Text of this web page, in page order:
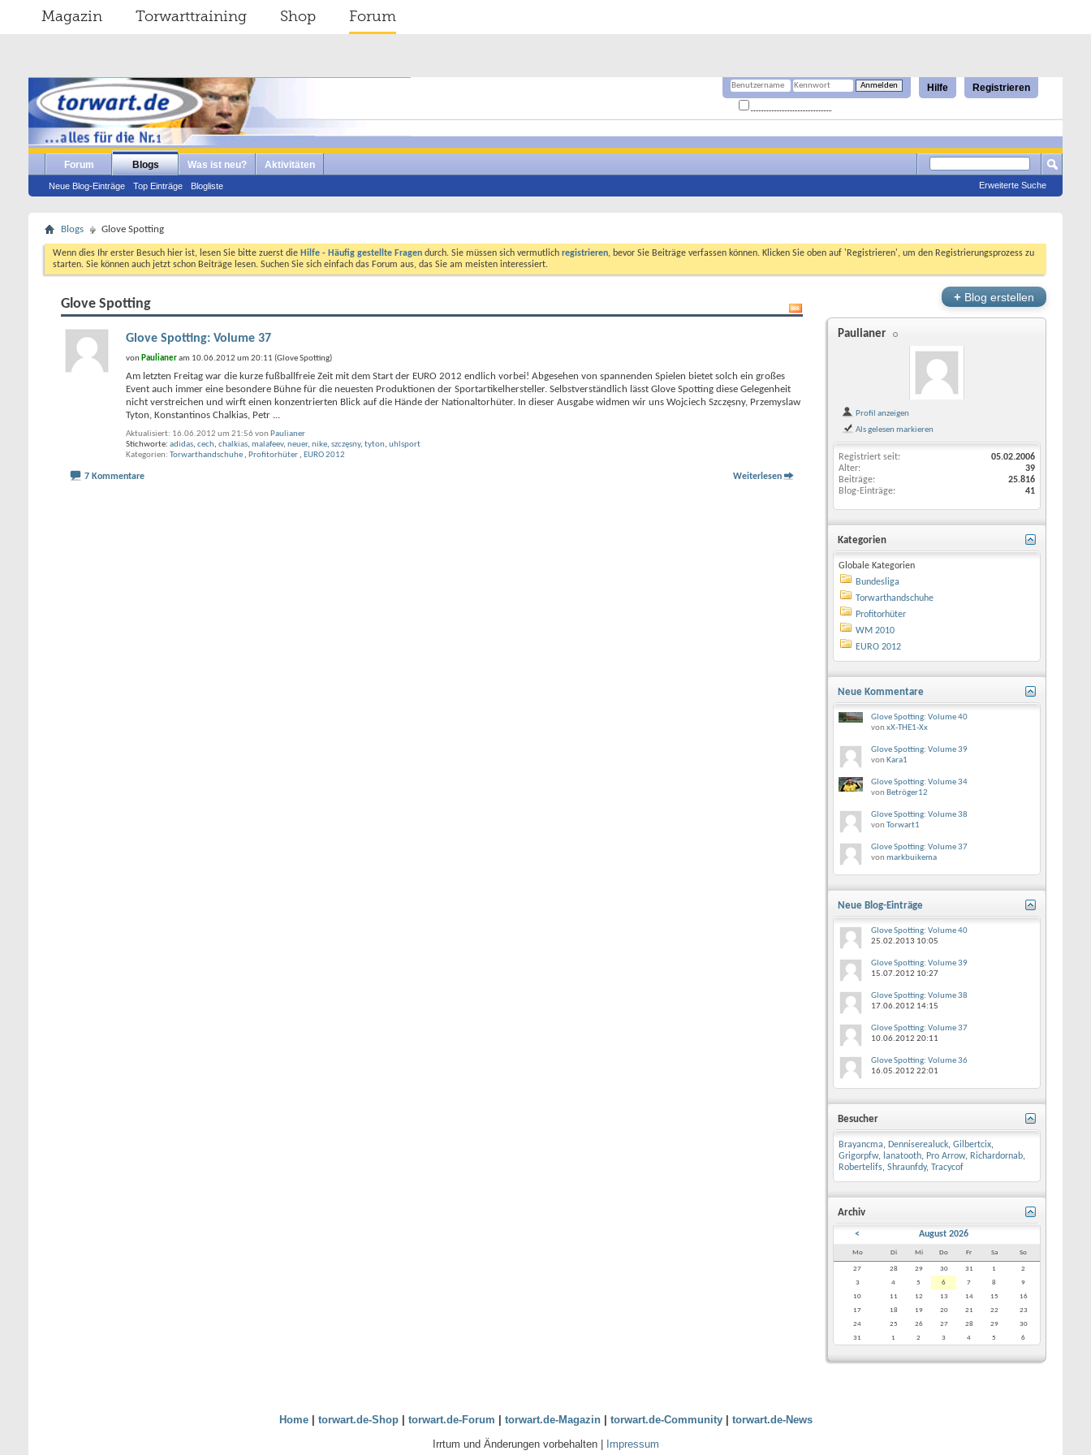
Magazin Torwarttraining Shop Forum
Registrieren
Hilfe
Forum Blogs
Neue Blog-Einträge Top Einträge Blogliste
Was ist neu? Aktivitäten
Erweiterte Suche
Blogs Glove Spotting
Wenn dies Ihr erster Besuch hier ist, lesen Sie bitte zuerst die Hilfe - Häufig gestellte Fragen durch. Sie müssen sich vermutlich registrieren, bevor Sie Beiträge verfassen können. Klicken Sie oben auf 'Registrieren', um den Registrierungsprozess zu
starten. Sie können auch jetzt schon Beiträge lesen. Suchen Sie sich einfach das Forum aus, das Sie am meisten interessiert.
Glove Spotting
Glove Spotting: Volume 37
von Paulianeram 10.06.2012 um 20:11 (Glove Spotting)
Am letzten Freitag war die kurze fußballfreie Zeit mit dem Start der EURO 2012 endlich vorbei! Abgesehen von spannenden Spielen bietet solch ein großes
Event auch immer eine besondere Bühne für die neuesten Produktionen der Sportartikelhersteller. Selbstverständlich lässt Glove Spotting diese Gelegenheit
nicht verstreichen und wirft einen konzentrierten Blick auf die Hände der Nationaltorhüter. In dieser Ausgabe widmen wir uns Wojciech Szczęsny, Przemyslaw
Tyton, Konstantinos Chalkias, Petr ...
Aktualisiert: 16.06.2012 um 21:56 von Paulianer
Stichworte: adidas, cech, chalkias, malafeev, neuer, nike, szczęsny, tyton, uhlsport
Kategorien Torwarthandschuhe , Profitorhüter , EURO 2012
7 Kommentare Weiterlesen
+ Blog erstellen
Paulianer
Profil anzeigen
Als gelesen markieren
Registriert seit
05.02.2006
Alter
39
Beiträge
25.816
Blog-Einträge
41
Kategorien
Globale Kategorien
Bundesliga
Torwarthandschuhe
Profitorhüter
WM 2010
EURO 2012
Neue Kommentare
Glove Spotting: Volume 40
von xX-THE1-Xx
Glove Spotting: Volume 39
von Kara1
Glove Spotting: Volume 34
von Betröger12
Glove Spotting: Volume 38
von Torwart1
Glove Spotting: Volume 37
von markbuikema
Neue Blog-Einträge
Glove Spotting: Volume 40
25.02.2013 10:05
Glove Spotting: Volume 39
15.07.2012 10:27
Glove Spotting: Volume 38
17.06.2012 14:15
Glove Spotting: Volume 37
10.06.2012 20:11
Glove Spotting: Volume 36
16.05.2012 22:01
Besucher
Brayancma, Denniserealuck, Gilbertcix,
Grigorpfw, lanatooth, Pro Arrow, Richardornab,
Robertelifs, Shraunfdy, Tracycof
Archiv
< August 2026
Mo Di Mi Do Fr Sa So
27 28 29 30 31 1
2
3
4 5 6 7 8
9
10
11 12 13 14 15
16
17
18 19 20 21 22
23
24
25 26 27 28 29
30
31
1 2 3 4 5 6
Home| torwart.de-Shop| torwart.de-Forum torwart.de-Magazin| torwart.de-Community| torwart.de-News
Irrtum und Änderungen vorbehalten |
Impressum